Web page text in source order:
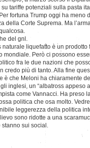
tariffe potenziali sulla pasta
fortuna Trump oggi ha meno
della Corte Suprema. Ma
del gnl.
naturale liquefatto è un
mondiale. Però ci possono
fra le due nazioni che
credo più di tanto. Alla fine
è che Meloni ha chiaramente
inglesi, un “albatross appeso
come Vannacci. Ha preso
politica che osa molto.
leggerezza della politica
sono ridotte a una
sui social.